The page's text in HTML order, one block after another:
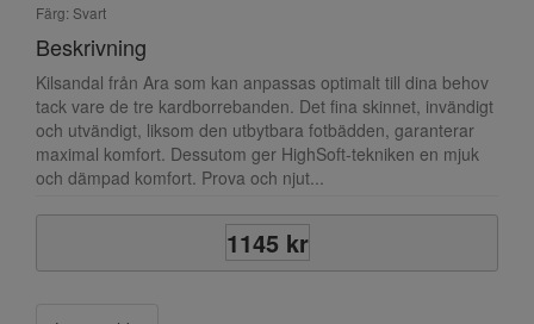
Färg: Svart
Beskrivning
Kilsandal från Ara som kan anpassas optimalt till dina behov
tack vare de tre kardborrebanden. Det fina skinnet, invändigt
och utvändigt, liksom den utbytbara fotbädden, garanterar
maximal komfort. Dessutom ger HighSoft-tekniken en mjuk
och dämpad komfort. Prova och njut...
1145 kr